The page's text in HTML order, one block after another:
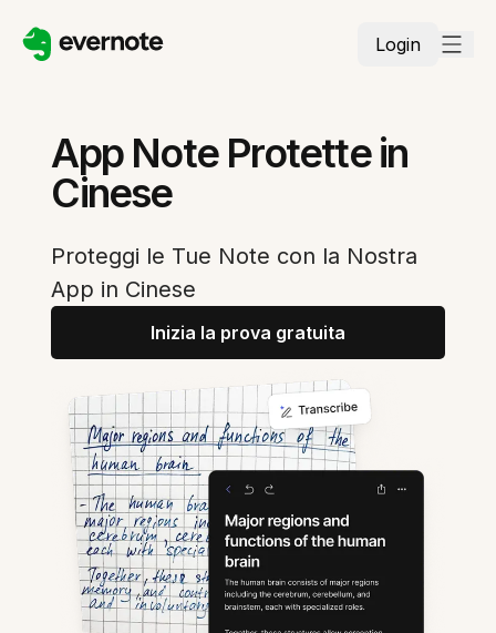
Login
App Note Protette in
Cinese
Proteggi le Tue Note con la Nostra
App in Cinese
Inizia la prova gratuita